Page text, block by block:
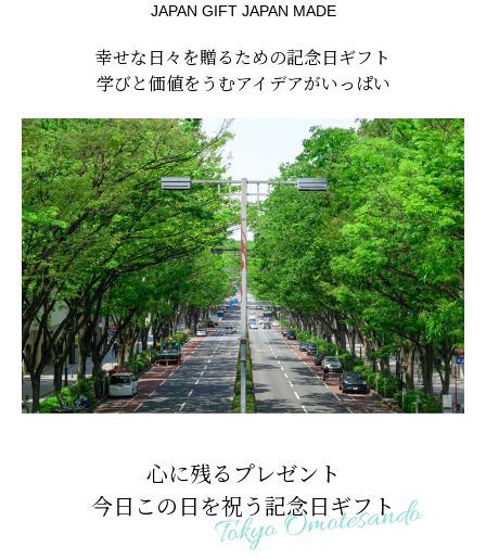
JAPAN GIFT JAPAN MADE
幸せな日々を贈るための記念日ギフト
学びと価値をうむアイデアがいっぱい
心に残るプレゼント
今日この日を祝う記念日ギフト